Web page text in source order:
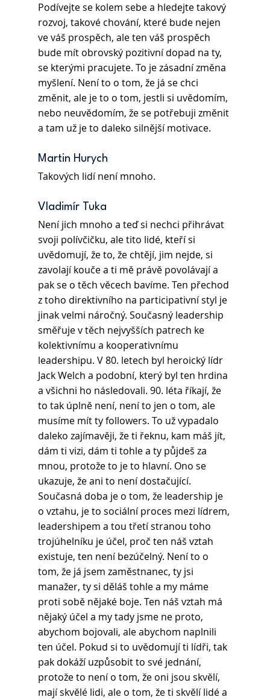
Podívejte se kolem sebe a hledejte takový
rozvoj, takové chování, které bude nejen
ve váš prospěch, ale ten váš prospěch
bude mít obrovský pozitivní dopad na ty,
se kterými pracujete. To je zásadní změna
myšlení. Není to o tom, že já se chci
změnit, ale je to o tom, jestli si uvědomím,
nebo neuvědomím, že se potřebuji změnit
a tam už je to daleko silnější motivace.
Martin Hurych
Takových lidí není mnoho.
Vladimír Tuka
Není jich mnoho a teď si nechci přihrávat
svoji polívčičku, ale tito lidé, kteří si
uvědomují, že to, že chtějí, jim nejde, si
zavolají kouče a ti mě právě povolávají a
pak se o těch věcech bavíme. Ten přechod
z toho direktivního na participativní styl je
jinak velmi náročný. Současný leadership
směřuje v těch nejvyšších patrech ke
kolektivnímu a kooperativnímu
leadershipu. V 80. letech byl heroický lídr
Jack Welch a podobní, který byl ten hrdina
a všichni ho následovali. 90. léta říkají, že
to tak úplně není, není to jen o tom, ale
musíme mít ty followers. To už vypadalo
daleko zajímavěji, že ti řeknu, kam máš jít,
dám ti vizi, dám ti tohle a ty půjdeš za
mnou, protože to je to hlavní. Ono se
ukazuje, že ani to není dostačující.
Současná doba je o tom, že leadership je
o vztahu, je to sociální proces mezi lídrem,
leadershipem a tou třetí stranou toho
trojúhelníku je účel, proč ten náš vztah
existuje, ten není bezúčelný. Není to o
tom, že já jsem zaměstnanec, ty jsi
manažer, ty si děláš tohle a my máme
proti sobě nějaké boje. Ten náš vztah má
nějaký účel a my tady jsme ne proto,
abychom bojovali, ale abychom naplnili
ten účel. Pokud si to uvědomují ti lídři, tak
pak dokáží uzpůsobit to své jednání,
protože to není o tom, že oni jsou skvělí,
mají skvělé lidi, ale o tom, že ti skvělí lidé a